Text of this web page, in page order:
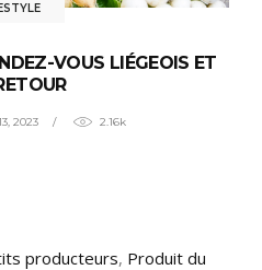
VOUS LIÉGEOIS ET
2023 2.16k
producteurs, Produit du